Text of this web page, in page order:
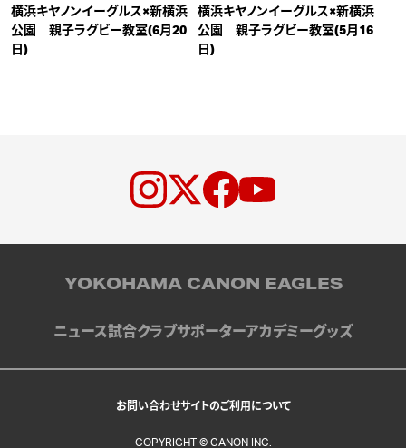
横浜キヤノンイーグルス×新横浜
公園 親子ラグビー教室(6月20
日)
横浜キヤノンイーグルス×新横浜
公園 親子ラグビー教室(5月16
日)
YOKOHAMA CANON EAGLES
ニュース試合クラブサポーターアカデミーグッズ
お問い合わせサイトのご利用について
COPYRIGHT © CANON INC.